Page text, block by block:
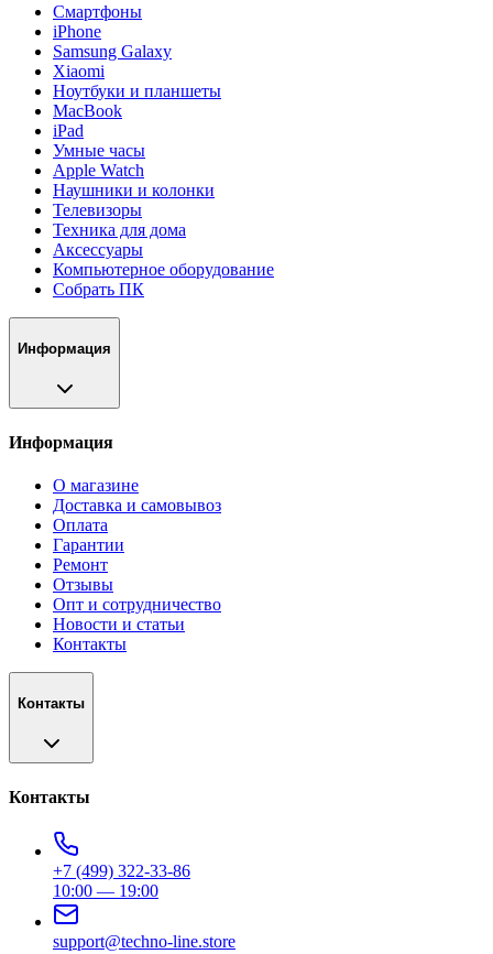
Смартфоны
iPhone
Samsung Galaxy
Xiaomi
Ноутбуки и планшеты
MacBook
iPad
Умные часы
Apple Watch
Наушники и колонки
Телевизоры
Техника для дома
Аксессуары
Компьютерное оборудование
Собрать ПК
Информация
Информация
О магазине
Доставка и самовывоз
Оплата
Гарантии
Ремонт
Отзывы
Опт и сотрудничество
Новости и статьи
Контакты
Контакты
Контакты
+7 (499) 322-33-86
10:00 — 19:00
support@techno-line.store